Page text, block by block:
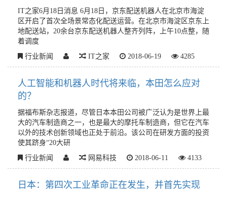
IT之家6月18日消息 6月18日，京东配送机器人在北京市海淀
区开启了首次全场景常态化配送运营。在北京市海淀区京东上
地配送站，20余台京东配送机器人整齐列阵，上午10点整，随
着调度
行业新闻
IT之家 2018-06-19 4285
人工智能和机器人时代将来临，本田怎么应对
的？
据福布斯杂志报道，尽管日本本田公司被广泛认为是世界上最
大的汽车制造商之一，也是最大的摩托车制造商，但它在汽车
以外的技术创新领域也正处于前沿。该公司在研发方面的投资
使其跻身“20大研
行业新闻
网易科技 2018-06-11 4133
日本：第四次工业革命正在发生，并首先实现